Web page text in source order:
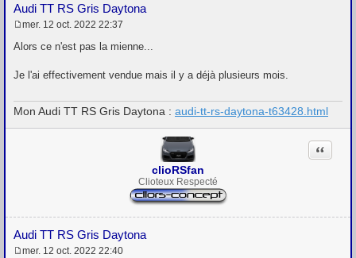
Audi TT RS Gris Daytona
e
a
e
mer. 12 oct. 2022 22:37
Alors ce n'est pas la mienne...
Je l'ai effectivement vendue mais il y a déjà plusieurs mois.
Mon Audi TT RS Gris Daytona : audi-tt-rs-daytona-t63428.html
clioRSfan
Clioteux Respecté
Audi TT RS Gris Daytona
Citation
mer. 12 oct. 2022 22:40